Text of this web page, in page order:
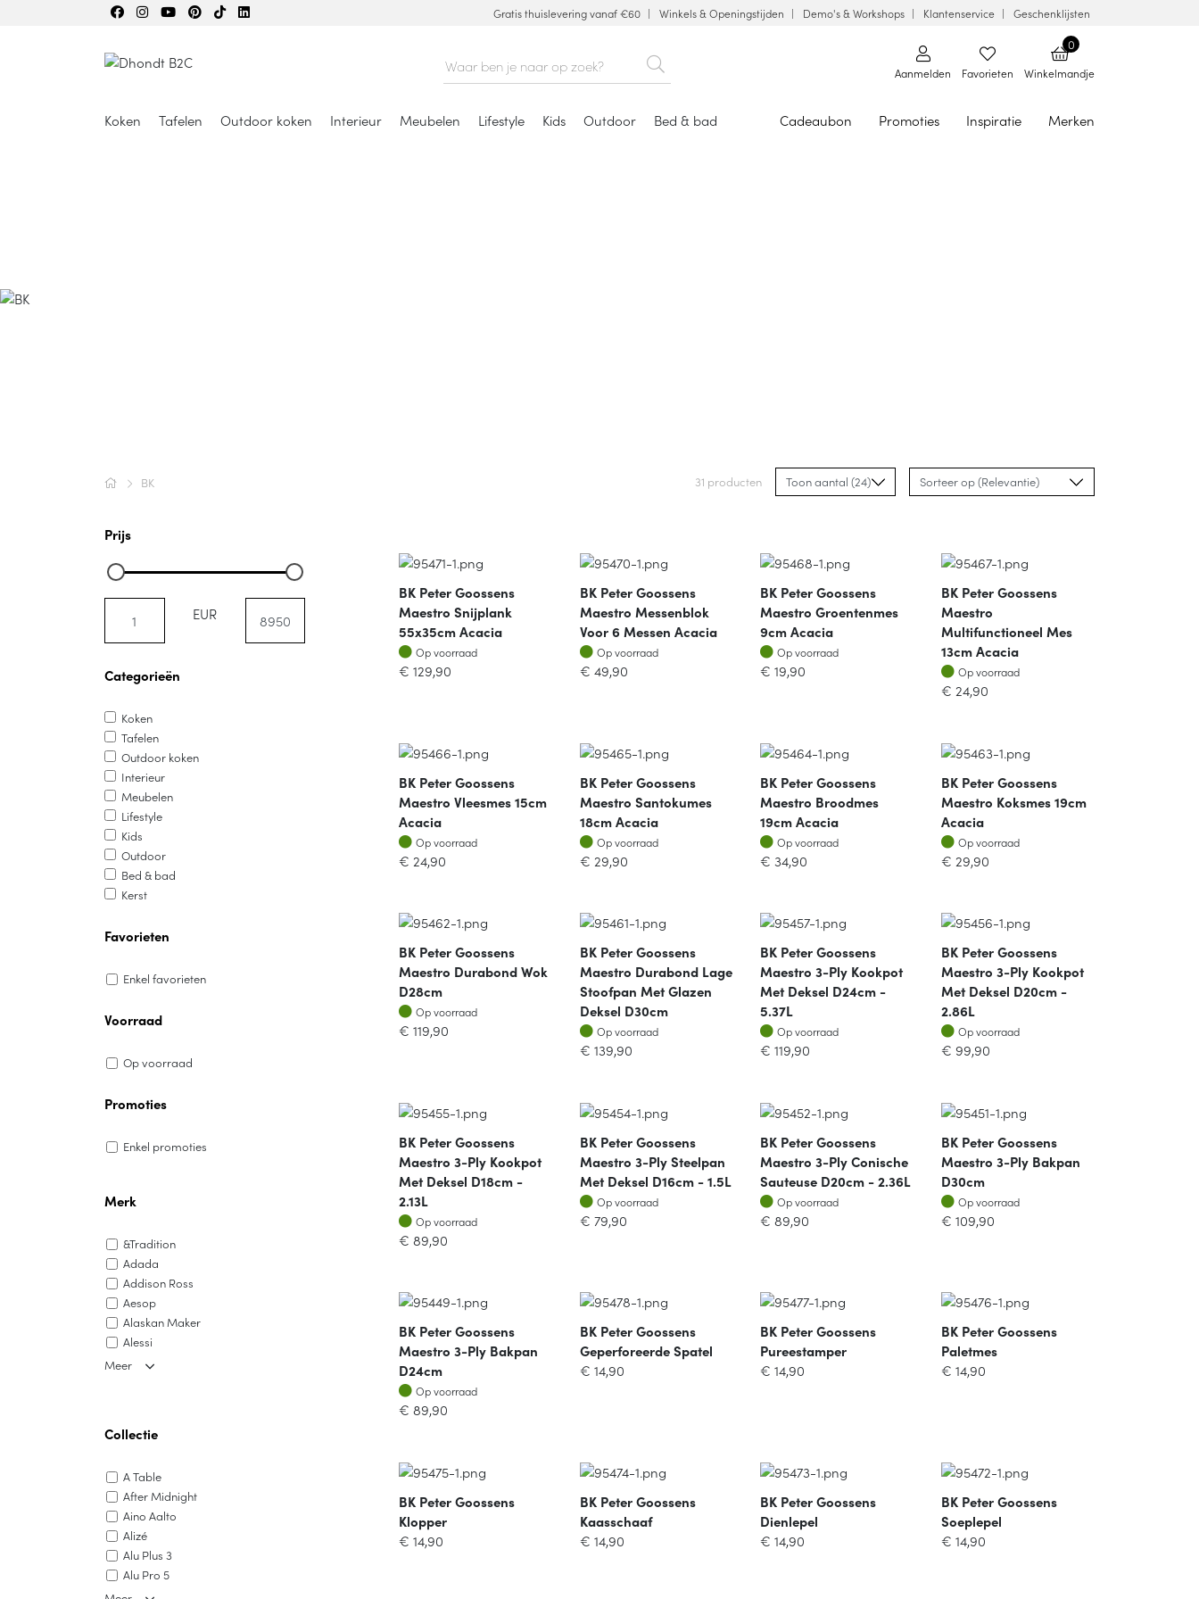
Gratis thuislevering vanaf €60 Winkels & Openingstijden Demo's & Workshops Klantenservice Geschenklijsten
Aanmelden Favorieten
0
Winkelmandje
Koken Tafelen Outdoor koken Interieur Meubelen Lifestyle Kids Outdoor Bed & bad Cadeaubon Promoties Inspiratie Merken
BK 31 producten
Prijs
EUR
Categorieën
Koken
Tafelen
Outdoor koken
Interieur
Meubelen
Lifestyle
Kids
Outdoor
Bed & bad
Kerst
Favorieten
Enkel favorieten
Voorraad
Op voorraad
Promoties
Enkel promoties
Merk
&Tradition
Adada
Addison Ross
Aesop
Alaskan Maker
Alessi
Alligator
Atelier Pierre
Aveva
Avolt
Axtschlag
Babette Degraeve
Balvi
Bamix
Meer
Collectie
A Table
After Midnight
Aino Aalto
Alizé
Alu Plus 3
Alu Pro 5
Alvar Aalto Collection
BK Peter Goossens
Maestro Snijplank
55x35cm Acacia
Op voorraad
Op voorraad
€ 129,90
BK Peter Goossens
Maestro Messenblok
Voor 6 Messen Acacia
Op voorraad
Op voorraad
€ 49,90
BK Peter Goossens
Maestro Groentenmes
9cm Acacia
Op voorraad
Op voorraad
€ 19,90
BK Peter Goossens
Maestro
Multifunctioneel Mes
13cm Acacia
Op voorraad
Op voorraad
€ 24,90
BK Peter Goossens
Maestro Vleesmes 15cm
Acacia
Op voorraad
Op voorraad
€ 24,90
BK Peter Goossens
Maestro Santokumes
18cm Acacia
Op voorraad
Op voorraad
€ 29,90
BK Peter Goossens
Maestro Broodmes
19cm Acacia
Op voorraad
Op voorraad
€ 34,90
BK Peter Goossens
Maestro Koksmes 19cm
Acacia
Op voorraad
Op voorraad
€ 29,90
BK Peter Goossens
Maestro Durabond Wok
D28cm
Op voorraad
Op voorraad
€ 119,90
BK Peter Goossens
Maestro Durabond Lage
Stoofpan Met Glazen
Deksel D30cm
Op voorraad
Op voorraad
€ 139,90
BK Peter Goossens
Maestro 3-Ply Kookpot
Met Deksel D24cm -
5.37L
Op voorraad
Op voorraad
€ 119,90
BK Peter Goossens
Maestro 3-Ply Kookpot
Met Deksel D20cm -
2.86L
Op voorraad
Op voorraad
€ 99,90
BK Peter Goossens
Maestro 3-Ply Kookpot
Met Deksel D18cm -
2.13L
Op voorraad
Op voorraad
€ 89,90
BK Peter Goossens
Maestro 3-Ply Steelpan
Met Deksel D16cm - 1.5L
Op voorraad
Op voorraad
€ 79,90
BK Peter Goossens
Maestro 3-Ply Conische
Sauteuse D20cm - 2.36L
Op voorraad
Op voorraad
€ 89,90
BK Peter Goossens
Maestro 3-Ply Bakpan
D30cm
Op voorraad
Op voorraad
€ 109,90
BK Peter Goossens
Maestro 3-Ply Bakpan
D24cm
Op voorraad
Op voorraad
€ 89,90
BK Peter Goossens
Geperforeerde Spatel
€ 14,90
BK Peter Goossens
Pureestamper
€ 14,90
BK Peter Goossens
Paletmes
€ 14,90
BK Peter Goossens
Klopper
€ 14,90
BK Peter Goossens
Kaasschaaf
€ 14,90
BK Peter Goossens
Dienlepel
€ 14,90
BK Peter Goossens
Soeplepel
€ 14,90